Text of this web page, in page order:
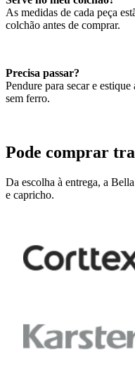
As medidas de cada peça
colchão antes de comprar.
Precisa passar?
Pendure para secar e
sem ferro.
Pode comprar
Da escolha à entrega, a
e capricho.